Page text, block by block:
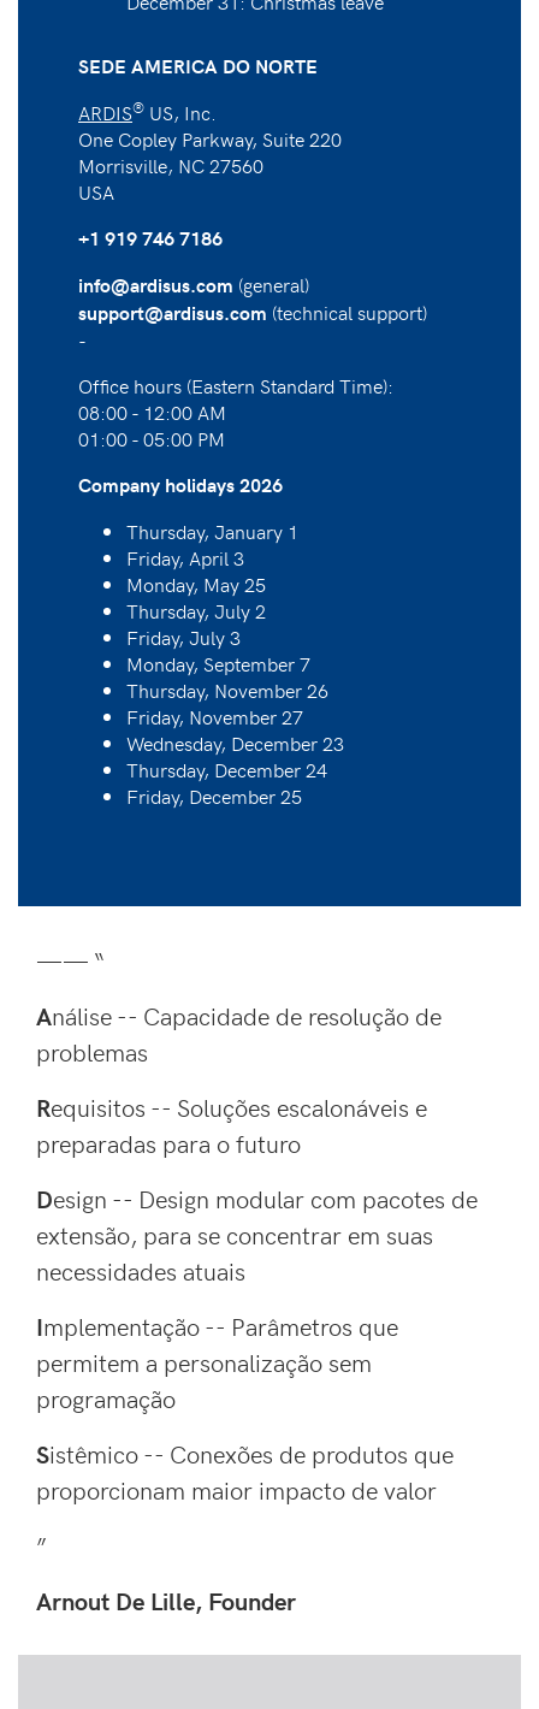
SEDE AMERICA DO NORTE
ARDIS® US, Inc.
One Copley Parkway, Suite 220
Morrisville, NC 27560
USA
+1 919 746 7186
info@ardisus.com (general)
support@ardisus.com (technical support)
-
Office hours (Eastern Standard Time):
08:00 - 12:00 AM
01:00 - 05:00 PM
Company holidays 2026
Thursday, January 1
Friday, April 3
Monday, May 25
Thursday, July 2
Friday, July 3
Monday, September 7
Thursday, November 26
Friday, November 27
Wednesday, December 23
Thursday, December 24
Friday, December 25
—— “
Análise -- Capacidade de resolução de
problemas
Requisitos -- Soluções escalonáveis e
preparadas para o futuro
Design -- Design modular com pacotes de
extensão, para se concentrar em suas
necessidades atuais
Implementação -- Parâmetros que
permitem a personalização sem
programação
Sistêmico -- Conexões de produtos que
proporcionam maior impacto de valor
”
Arnout De Lille, Founder